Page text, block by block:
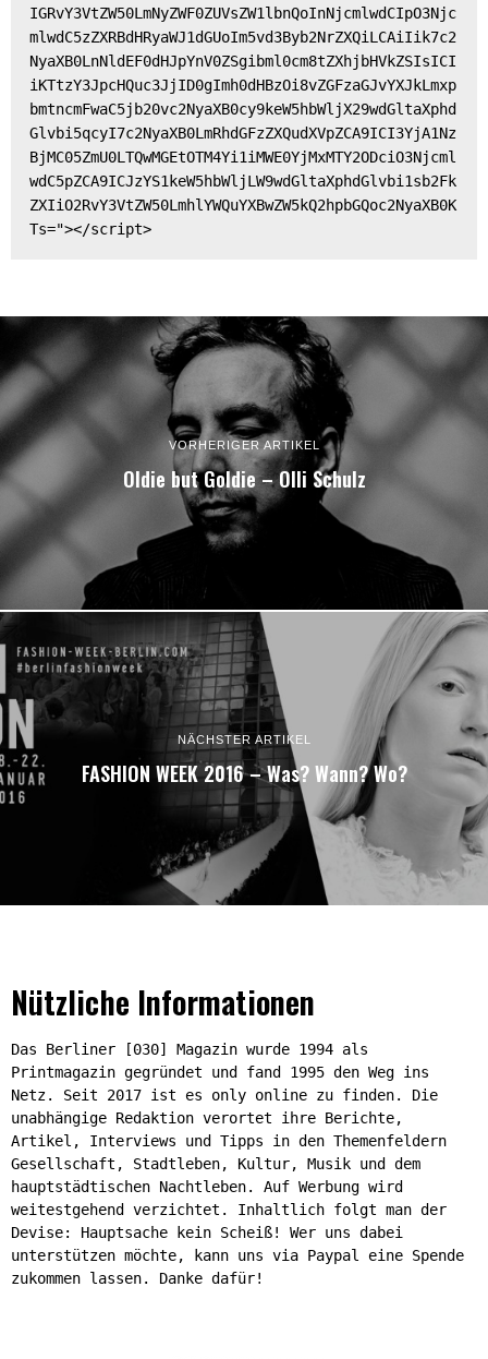
IGRvY3VtZW50LmNyZWF0ZUVsZW1lbnQoInNjcmlwdCIpO3Njc
mlwdC5zZXRBdHRyaWJ1dGUoIm5vd3Byb2NrZXQiLCAiIik7c2
NyaXB0LnNldEF0dHJpYnV0ZSgibml0cm8tZXhjbHVkZSIsICI
iKTtzY3JpcHQuc3JjID0gImh0dHBzOi8vZGFzaGJvYXJkLmxp
bmtncmFwaC5jb20vc2NyaXB0cy9keW5hbWljX29wdGltaXphd
Glvbi5qcyI7c2NyaXB0LmRhdGFzZXQudXVpZCA9ICI3YjA1Nz
BjMC05ZmU0LTQwMGEtOTM4Yi1iMWE0YjMxMTY2ODciO3Njcml
wdC5pZCA9ICJzYS1keW5hbWljLW9wdGltaXphdGlvbi1sb2Fk
ZXIiO2RvY3VtZW50LmhlYWQuYXBwZW5kQ2hpbGQoc2NyaXB0K
Ts="></script>
VORHERIGER ARTIKEL
Oldie but Goldie – Olli Schulz
NÄCHSTER ARTIKEL
FASHION WEEK 2016 – Was? Wann? Wo?
Nützliche Informationen
Das Berliner [030] Magazin wurde 1994 als
Printmagazin gegründet und fand 1995 den Weg ins
Netz. Seit 2017 ist es only online zu finden. Die
unabhängige Redaktion verortet ihre Berichte,
Artikel, Interviews und Tipps in den Themenfeldern
Gesellschaft, Stadtleben, Kultur, Musik und dem
hauptstädtischen Nachtleben. Auf Werbung wird
weitestgehend verzichtet. Inhaltlich folgt man der
Devise: Hauptsache kein Scheiß! Wer uns dabei
unterstützen möchte, kann uns via Paypal eine Spende
zukommen lassen. Danke dafür!